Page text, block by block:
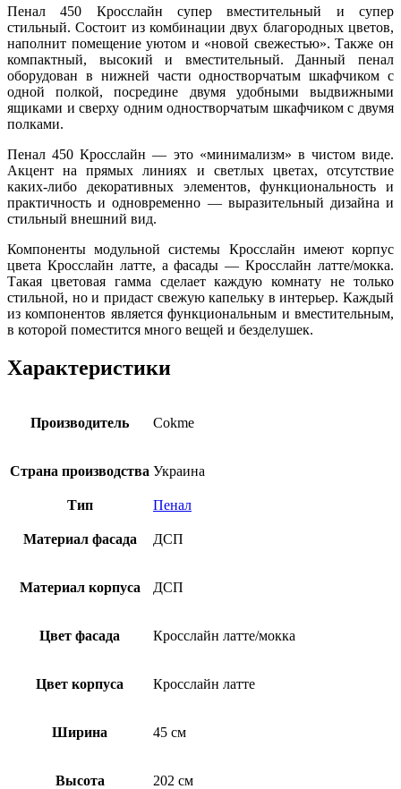
Пенал 450 Кросслайн супер вместительный и супер
стильный. Состоит из комбинации двух благородных цветов,
наполнит помещение уютом и «новой свежестью». Также он
компактный, высокий и вместительный. Данный пенал
оборудован в нижней части одностворчатым шкафчиком с
одной полкой, посредине двумя удобными выдвижными
ящиками и сверху одним одностворчатым шкафчиком с двумя
полками.
Пенал 450 Кросслайн — это «минимализм» в чистом виде.
Акцент на прямых линиях и светлых цветах, отсутствие
каких-либо декоративных элементов, функциональность и
практичность и одновременно — выразительный дизайна и
стильный внешний вид.
Компоненты модульной системы Кросслайн имеют корпус
цвета Кросслайн латте, а фасады — Кросслайн латте/мокка.
Такая цветовая гамма сделает каждую комнату не только
стильной, но и придаст свежую капельку в интерьер. Каждый
из компонентов является функциональным и вместительным,
в которой поместится много вещей и безделушек.
Характеристики
Производитель Cokme
Страна производства Украина
Тип Пенал
Материал фасада ДСП
Материал корпуса ДСП
Цвет фасада Кросслайн латте/мокка
Цвет корпуса Кросслайн латте
Ширина 45 см
Высота 202 см